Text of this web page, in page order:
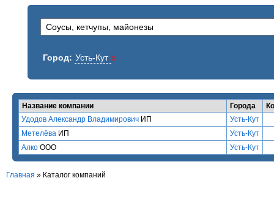
Город: Усть-Кут x
Название компании Города
Удодов Александр Владимирович ИП
Усть-Кут
Метелёва ИП
Усть-Кут
Алко ООО Усть-Кут
Главная » Каталог компаний